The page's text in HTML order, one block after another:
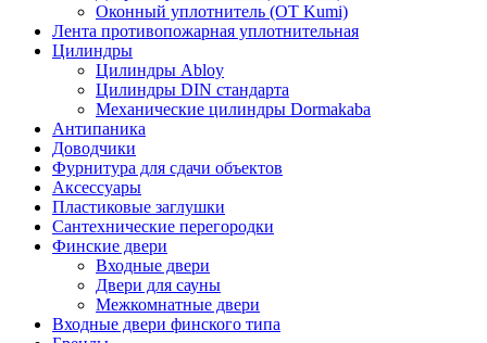
Оконный уплотнитель (OT Kumi)
Лента противопожарная уплотнительная
Цилиндры
Цилиндры Abloy
Цилиндры DIN стандарта
Механические цилиндры Dormakaba
Антипаника
Доводчики
Фурнитура для сдачи объектов
Аксессуары
Пластиковые заглушки
Сантехнические перегородки
Финские двери
Входные двери
Двери для сауны
Межкомнатные двери
Входные двери финского типа